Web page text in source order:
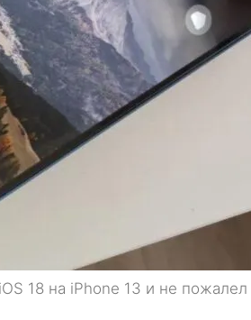
18 на iPhone 13 и не пожалел